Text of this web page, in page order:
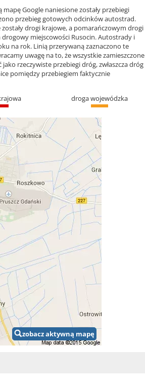
Google naniesione zostały przebiegi
przebieg gotowych odcinków autostrad.
drogi krajowe, a pomarańczowym drogi
miejscowości Rusocin. Autostrady i
na rok. Linią przerywaną zaznaczono te
uwagę na to, że wszystkie zamieszczone
rzeczywiste przebiegi dróg, zwłaszcza dróg
pomiędzy przebiegiem faktycznie
droga wojewódzka
zobacz aktywną mapę